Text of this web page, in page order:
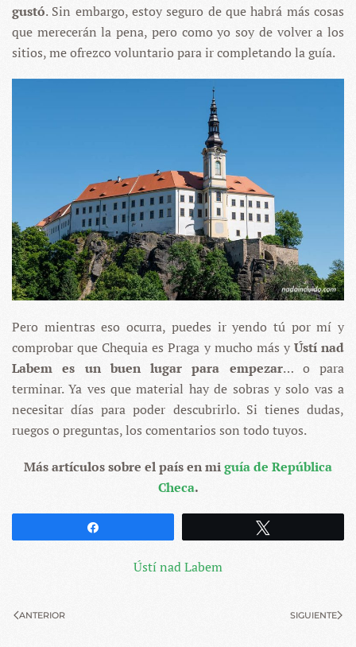
gustó. Sin embargo, estoy seguro de que habrá más cosas
que merecerán la pena, pero como yo soy de volver a los
sitios, me ofrezco voluntario para ir completando la guía.
Pero mientras eso ocurra, puedes ir yendo tú por mí y
comprobar que Chequia es Praga y mucho más y Ústí nad
Labem es un buen lugar para empezar… o para
terminar. Ya ves que material hay de sobras y solo vas a
necesitar días para poder descubrirlo. Si tienes dudas,
ruegos o preguntas, los comentarios son todo tuyos.
Más artículos sobre el país en miguía de República
Checa.
Ústí nad Labem
ANTERIOR SIGUIENTE